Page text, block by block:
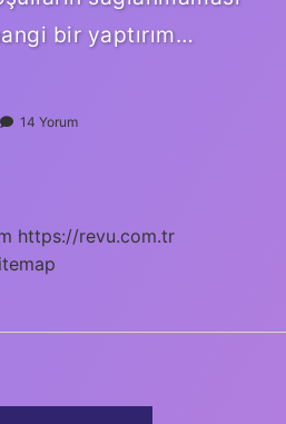
bir yaptırım…
14 Yorum
https://revu.com.tr